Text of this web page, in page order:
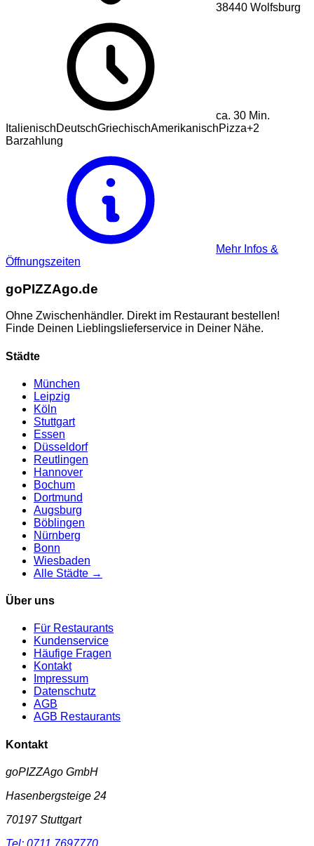
38440 Wolfsburg
ca. 30 Min.
ItalienischDeutschGriechischAmerikanischPizza+2
Barzahlung
Mehr Infos &
Öffnungszeiten
goPIZZAgo.de
Ohne Zwischenhändler. Direkt im Restaurant bestellen!
Finde Deinen Lieblingslieferservice in Deiner Nähe.
Städte
München
Leipzig
Köln
Stuttgart
Essen
Düsseldorf
Reutlingen
Hannover
Bochum
Dortmund
Augsburg
Böblingen
Nürnberg
Bonn
Wiesbaden
Alle Städte →
Über uns
Für Restaurants
Kundenservice
Häufige Fragen
Kontakt
Impressum
Datenschutz
AGB
AGB Restaurants
Kontakt
goPIZZAgo GmbH
Hasenbergsteige 24
70197 Stuttgart
Tel: 0711 7697770